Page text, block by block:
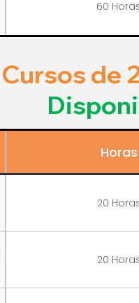
60
Cursos de
Horas
20
20